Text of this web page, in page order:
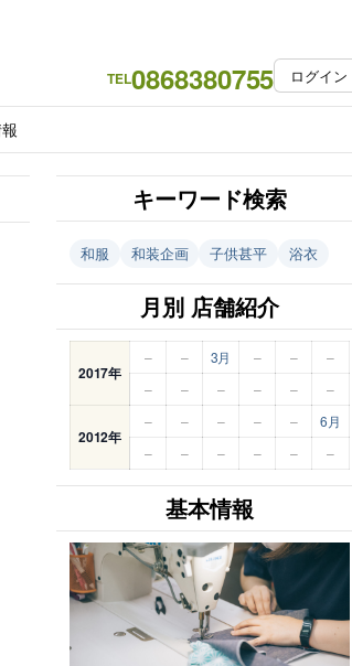
TEL0868380755 ログイン
キーワード検索
和服 和装企画 子供甚平 浴衣
月別 店舗紹介
2017年
– – 3月 – –
–
–
– – – – –
2012年
– – – – –
6月
–
– – – – –
基本情報